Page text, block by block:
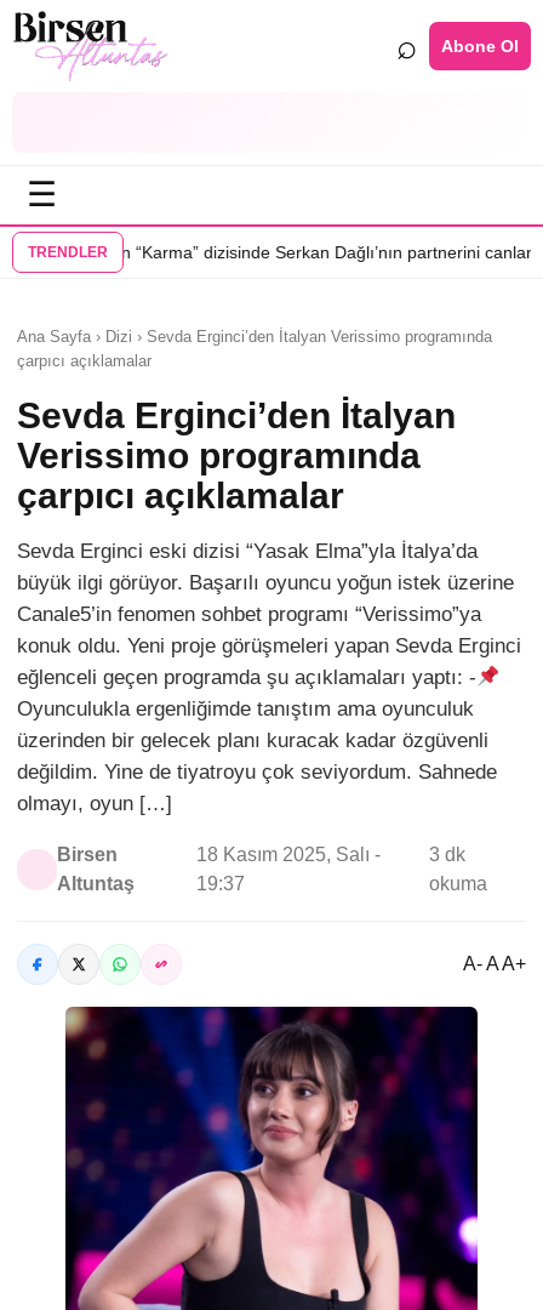
⌕ Abone Ol
☰
TRENDLERSerkan Dağlı’nın partnerini canlandıracak•Daha 17’ye Emir
Ana Sayfa › Dizi › Sevda Erginci’den İtalyan Verissimo programında
çarpıcı açıklamalar
Sevda Erginci’den İtalyan
Verissimo programında
çarpıcı açıklamalar
Sevda Erginci eski dizisi “Yasak Elma”yla İtalya’da
büyük ilgi görüyor. Başarılı oyuncu yoğun istek üzerine
Canale5’in fenomen sohbet programı “Verissimo”ya
konuk oldu. Yeni proje görüşmeleri yapan Sevda Erginci
eğlenceli geçen programda şu açıklamaları yaptı: -
Oyunculukla ergenliğimde tanıştım ama oyunculuk
üzerinden bir gelecek planı kuracak kadar özgüvenli
değildim. Yine de tiyatroyu çok seviyordum. Sahnede
olmayı, oyun […]
Birsen
Altuntaş
18 Kasım 2025, Salı -
19:37
3 dk
okuma
A- A A+